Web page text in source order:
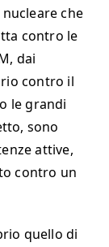
che
contro le
dai
contro il
le grandi
sono
attive,
contro un
quello di